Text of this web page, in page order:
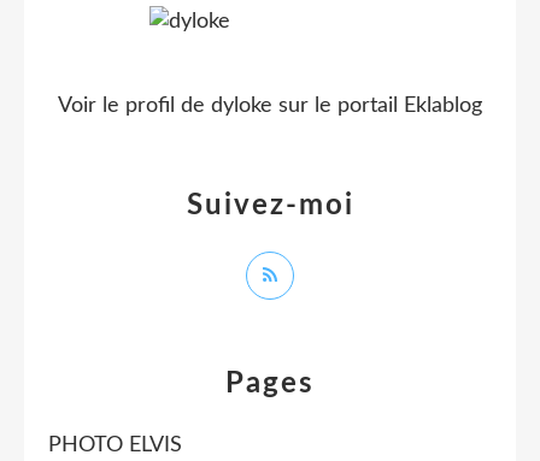
Pages
PHOTO ELVIS
Suivez-moi
Voir le profil de dyloke sur le portail Eklablog